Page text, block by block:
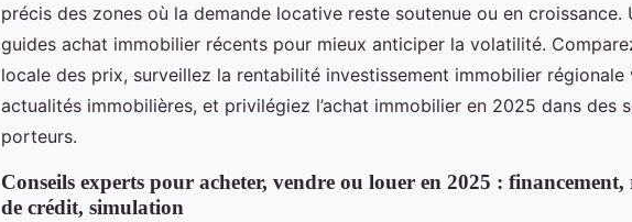
précis des zones où la demande locative reste soutenue ou en croissance.
guides achat immobilier récents pour mieux anticiper la volatilité.
locale des prix, surveillez la rentabilité investissement immobilier régionale
actualités immobilières, et privilégiez l’achat immobilier en 2025 dans des
porteurs.
Conseils experts pour acheter, vendre ou louer en 2025 : financement,
de crédit, simulation